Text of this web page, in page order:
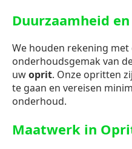
Duurzaamheid
We houden rekening
onderhoudsgemak van
uwoprit. Onze opritten
te gaan en vereisen
onderhoud.
Maatwerk in